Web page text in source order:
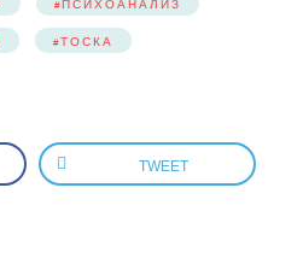
ПСИХОАНАЛИЗ
ТОСКА
TWEET